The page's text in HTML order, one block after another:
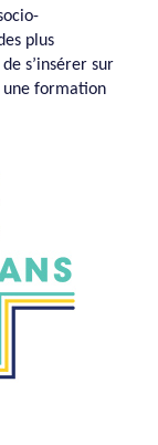
plus
s’insérer sur
formation